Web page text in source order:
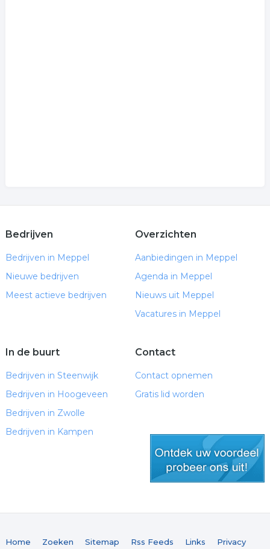
Bedrijven
Bedrijven in Meppel
Nieuwe bedrijven
Meest actieve bedrijven
Overzichten
Aanbiedingen in Meppel
Agenda in Meppel
Nieuws uit Meppel
Vacatures in Meppel
In de buurt
Bedrijven in Steenwijk
Bedrijven in Hoogeveen
Bedrijven in Zwolle
Bedrijven in Kampen
Contact
Contact opnemen
Gratis lid worden
Home Zoeken Sitemap Rss Feeds Links Privacy